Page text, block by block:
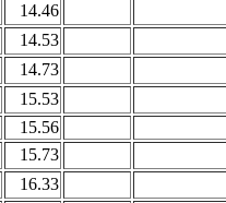
14.46
14.53
14.73
15.53
15.56
15.73
16.33